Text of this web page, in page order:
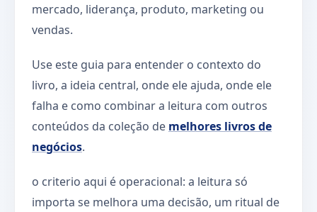
mercado, liderança, produto, marketing ou
vendas.
Use este guia para entender o contexto do
livro, a ideia central, onde ele ajuda, onde ele
falha e como combinar a leitura com outros
conteúdos da coleção de melhores livros de
negócios.
o criterio aqui é operacional: a leitura só
importa se melhora uma decisão, um ritual de